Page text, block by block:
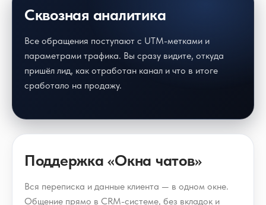
Сквозная аналитика
Все обращения поступают с UTM-метками и
параметрами трафика. Вы сразу видите, откуда
пришёл лид, как отработан канал и что в итоге
сработало на продажу.
Поддержка «Окна чатов»
Вся переписка и данные клиента — в одном окне.
Общение прямо в CRM-системе, без вкладок и